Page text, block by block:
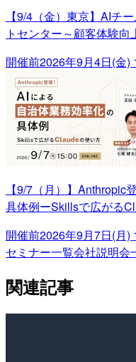
【9/4（金）東京】AIチ
トセンター～顧客体験
開催前2026年9月4日(金)
【9/7（月）】Anthropic
具体例ーSkillsで広がる
開催前2026年9月7日(月)
セミナー一覧会社説明会
関連記事